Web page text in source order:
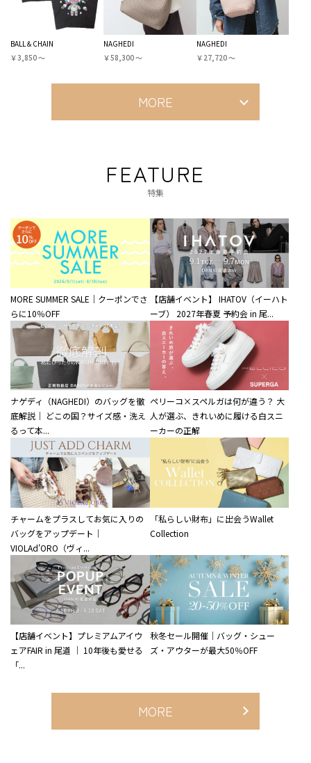
BALL＆CHAIN
￥3,850 〜
NAGHEDI
￥58,300 〜
NAGHEDI
￥27,720 〜
MORE
FEATURE
特集
MORE SUMMER SALE｜クーポンでさ
らに10％OFF
【店舗イベント】 IHATOV（イーハト
ーブ） 2027年春夏 予約会 in 尾...
ナゲディ（NAGHEDI）のバッグを徹
底解説｜ どこの国？サイズ感・洗え
るって本...
ペリーコ×スペルガは何が違う？ 大
人が選ぶ、きれいめに履ける白スニ
ーカーの正解
チャームをプラスしてお気に入りの
バッグをアップデート｜
VIOLAd'ORO（ヴィ...
「私らしい財布」に出会うWallet
Collection
【店舗イベント】プレミアムアイウ
ェアFAIR in 尾道 ｜ 10年後も愛せる
「...
秋冬セール開催｜バッグ・シュー
ズ・アウターが最大50％OFF
MORE